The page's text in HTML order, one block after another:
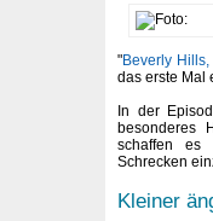
"Beverly
das erste Mal
In der
besonderes
schaffen es
Schrecken
Kleiner